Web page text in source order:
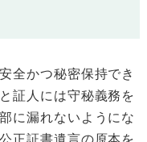
全かつ秘密保持でき
証人には守秘義務を
に漏れないようにな
正証書遺言の原本を